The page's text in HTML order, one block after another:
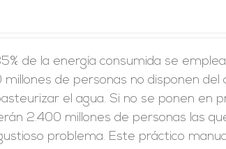
de la energía consumida se
millones de personas no disponen
el agua. Si no se ponen en
2.400 millones de personas las
problema. Este práctico